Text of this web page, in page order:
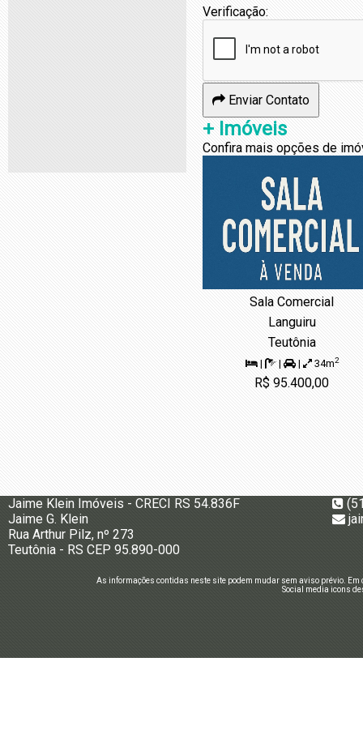
Verificação:
Enviar Contato
+ Imóveis
Confira mais opções de
Sala Comercial
Languiru
Teutônia
| | | 34m2
R$ 95.400,00
Jaime Klein Imóveis - CRECI RS 54.836F
Jaime G. Klein
Rua Arthur Pilz, nº 273
Teutônia - RS CEP 95.890-000
As informações contidas neste site podem mudar sem aviso prévio.
Social media icons